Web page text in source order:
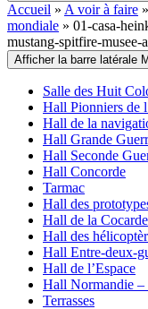
Accueil » A voir à faire »
mondiale » 01-casa-
mustang-spitfire-musee-
Afficher la barre latérale
Salle des Huit
Hall Pionniers de
Hall de la
Hall Grande
Hall Seconde
Hall Concorde
Tarmac
Hall des
Hall de la Cocarde
Hall des
Hall Entre-deux-
Hall de l’Espace
Hall Normandie –
Terrasses